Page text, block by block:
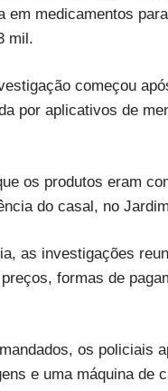
em medicamentos
mil.
começou
por aplicativos de
os produtos eram
do casal, no
as investigações
formas de
os policiais
e uma máquina de